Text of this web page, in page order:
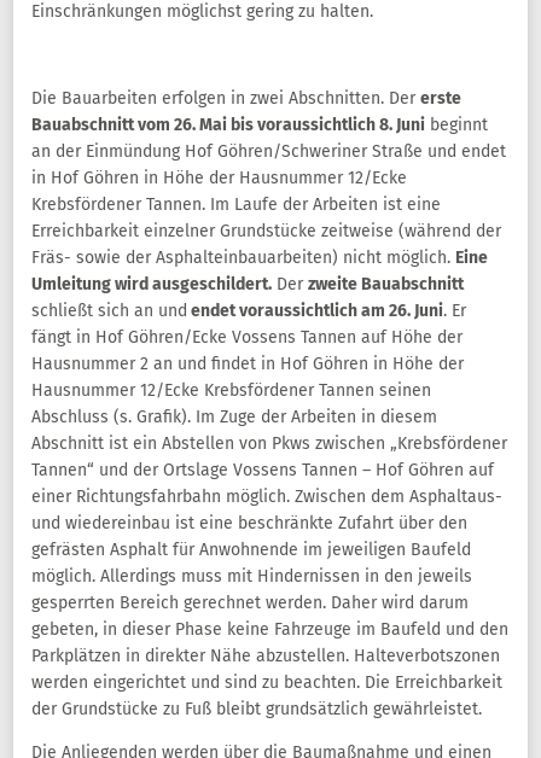
Einschränkungen möglichst gering zu halten.
Die Bauarbeiten erfolgen in zwei Abschnitten. Dererste
Bauabschnitt vom 26. Mai bis voraussichtlich 8. Juni beginnt
an der Einmündung Hof Göhren/Schweriner Straße und endet
in Hof Göhren in Höhe der Hausnummer 12/Ecke
Krebsfördener Tannen. Im Laufe der Arbeiten ist eine
Erreichbarkeit einzelner Grundstücke zeitweise (während der
Fräs- sowie der Asphalteinbauarbeiten) nicht möglich. Eine
Umleitung wird ausgeschildert. Derzweite Bauabschnitt
schließt sich an und endet voraussichtlich am 26. Juni. Er
fängt in Hof Göhren/Ecke Vossens Tannen auf Höhe der
Hausnummer 2 an und findet in Hof Göhren in Höhe der
Hausnummer 12/Ecke Krebsfördener Tannen seinen
Abschluss (s. Grafik). Im Zuge der Arbeiten in diesem
Abschnitt ist ein Abstellen von Pkws zwischen „Krebsfördener
Tannen“ und der Ortslage Vossens Tannen – Hof Göhren auf
einer Richtungsfahrbahn möglich. Zwischen dem Asphaltaus-
und wiedereinbau ist eine beschränkte Zufahrt über den
gefrästen Asphalt für Anwohnende im jeweiligen Baufeld
möglich. Allerdings muss mit Hindernissen in den jeweils
gesperrten Bereich gerechnet werden. Daher wird darum
gebeten, in dieser Phase keine Fahrzeuge im Baufeld und den
Parkplätzen in direkter Nähe abzustellen. Halteverbotszonen
werden eingerichtet und sind zu beachten. Die Erreichbarkeit
der Grundstücke zu Fuß bleibt grundsätzlich gewährleistet.
Die Anliegenden werden über die Baumaßnahme und einen